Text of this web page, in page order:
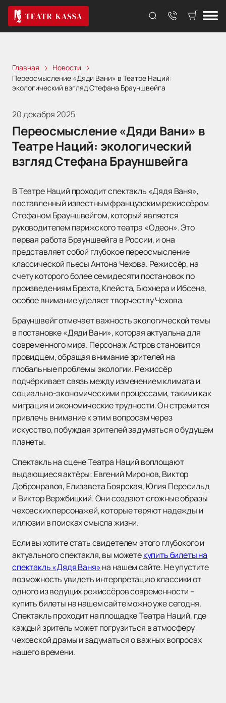
Главная
Новости
Переосмысление «Дяди Вани» в Театре Наций:
экологический взгляд Стефана Брауншвейга
20 декабря 2025
Переосмысление «Дяди Вани» в
Театре Наций: экологический
взгляд Стефана Брауншвейга
В Театре Наций проходит спектакль «Дядя Ваня»,
поставленный известным французским режиссёром
Стефаном Брауншвейгом, который является
руководителем парижского театра «Одеон». Это
первая работа Брауншвейга в России, и она
представляет собой глубокое переосмысление
классической пьесы Антона Чехова. Режиссёр, на
счету которого более семидесяти постановок по
произведениям Брехта, Клейста, Бюхнера и Ибсена,
особое внимание уделяет творчеству Чехова.
Брауншвейг отмечает важность экологической темы
в постановке «Дяди Вани», которая актуальна для
современного мира. Персонаж Астров становится
провидцем, обращая внимание зрителей на
глобальные проблемы экологии. Режиссёр
подчёркивает связь между изменением климата и
социально-экономическими процессами, такими как
миграция и экономические трудности. Он стремится
привлечь внимание к этим вопросам через
искусство, побуждая зрителей задуматься о будущем
планеты.
Спектакль на сцене Театра Наций воплощают
выдающиеся актёры: Евгений Миронов, Виктор
Добронравов, Елизавета Боярская, Юлия Пересильд
и Виктор Вержбицкий. Они создают сложные образы
чеховских персонажей, которые теряют надежды и
иллюзии в поисках смысла жизни.
Если вы хотите стать свидетелем этого глубокого и
актуального спектакля, вы можетекупить билеты на
спектакль «Дядя Ваня»на нашем сайте. Не упустите
возможность увидеть интерпретацию классики от
одного из ведущих режиссёров современности –
купить билеты на нашем сайте можно уже сегодня.
Спектакль проходит на площадке Театра Наций, где
каждый зритель может погрузиться в атмосферу
чеховской драмы и задуматься о важных вопросах
нашего времени.